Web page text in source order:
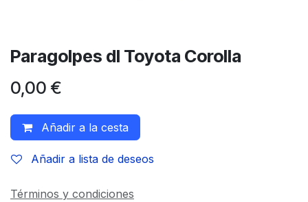
Paragolpes dl Toyota Corolla
0,00 €
Añadir a la cesta
Añadir a lista de deseos
Términos y condiciones